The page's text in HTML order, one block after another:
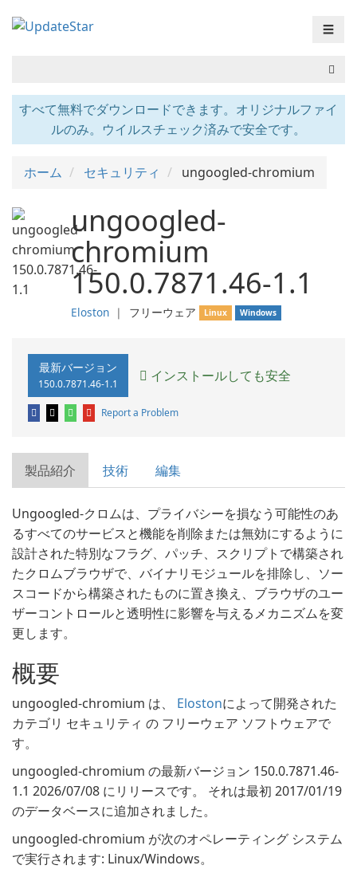
☰
すべて無料でダウンロードできます。オリジナルファイ
ルのみ。ウイルスチェック済みで安全です。
ホーム セキュリティ ungoogled-chromium
ungoogled-
chromium
150.0.7871.46-1.1
Eloston ❘ フリーウェア Linux Windows
最新バージョン
150.0.7871.46-1.1 インストールしても安全
Report a Problem
製品紹介 技術 編集
Ungoogled-クロムは、プライバシーを損なう可能性のあ
るすべてのサービスと機能を削除または無効にするように
設計された特別なフラグ、パッチ、スクリプトで構築され
たクロムブラウザで、バイナリモジュールを排除し、ソー
スコードから構築されたものに置き換え、ブラウザのユー
ザーコントロールと透明性に影響を与えるメカニズムを変
更します。
概要
ungoogled-chromium は、 Elostonによって開発された
カテゴリ セキュリティ の フリーウェア ソフトウェアで
す。
ungoogled-chromium の最新バージョン 150.0.7871.46-
1.1 2026/07/08 にリリースです。 それは最初 2017/01/19
のデータベースに追加されました。
ungoogled-chromium が次のオペレーティング システム
で実行されます: Linux/Windows。